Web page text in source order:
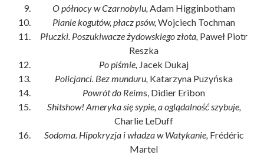
O północy w Czarnobylu, Adam Higginbotham
Pianie kogutów, płacz psów, Wojciech Tochman
Płuczki. Poszukiwacze żydowskiego złota, Paweł Piotr
Reszka
Po piśmie, Jacek Dukaj
Policjanci. Bez munduru, Katarzyna Puzyńska
Powrót do Reims, Didier Eribon
Shitshow! Ameryka się sypie, a oglądalność szybuje,
Charlie LeDuff
Sodoma. Hipokryzja i władza w Watykanie, Frédéric
Martel